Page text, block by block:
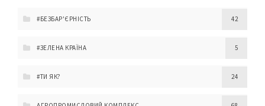
#БЕЗБАР'ЄРНІСТЬ 42
#ЗЕЛЕНА КРАЇНА 5
#ТИ ЯК? 24